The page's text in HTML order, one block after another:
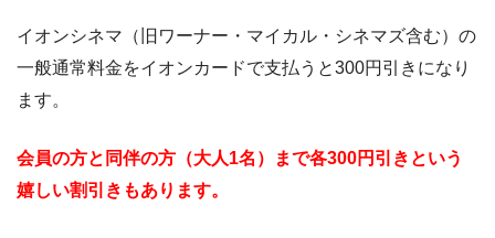
イオンシネマ（旧ワーナー・マイカル・シネマズ含む）の
一般通常料金をイオンカードで支払うと300円引きになり
ます。
会員の方と同伴の方（大人1名）まで各300円引きという
嬉しい割引きもあります。